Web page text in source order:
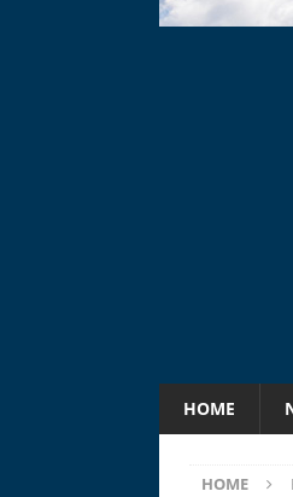
HOME
HOME